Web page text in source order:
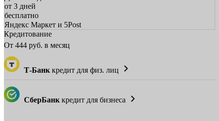
от 3 дней
бесплатно
Яндекс Маркет и 5Post
Кредитование
От 444 руб. в месяц
Т-Банк кредит для физ. лиц
СберБанк кредит для бизнеса